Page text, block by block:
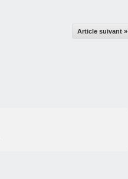
Article suivant »